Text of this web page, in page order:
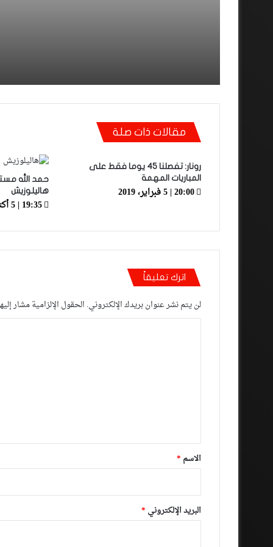
مقالات ذات صلة
رونار: تفصلنا 45 يوما فقط على
المباريات المهمة
20:00 | 5 فبراير، 2019
حمد الله
هاليلوزيش
19:35 | 5 أكتوبر، 2020
اترك تعليقاً
لن يتم نشر عنوان بريدك الإلكتروني.الحقول الإلزامية مشار
*
الاسم *
البريد الإلكتروني *